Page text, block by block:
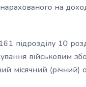
на
підрозділу 10
військовим
місячний (річний)